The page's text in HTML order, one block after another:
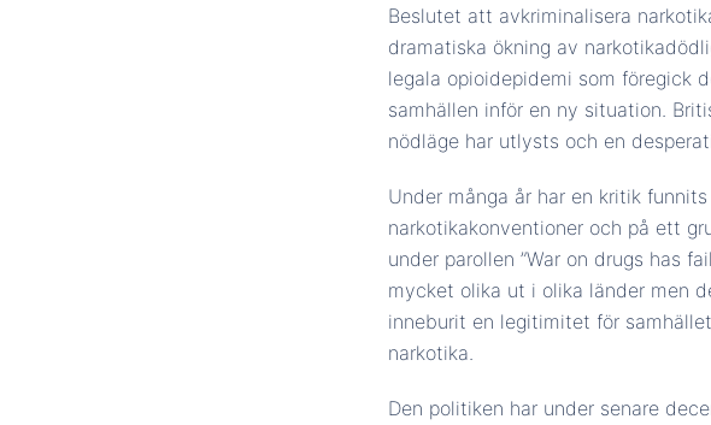
Beslutet att avkriminalisera
dramatiska ökning av
legala opioidepidemi som föregick
samhällen inför en ny situation.
nödläge har utlysts och en
Under många år har en kritik
narkotikakonventioner och på ett
under parollen ”War on drugs has
mycket olika ut i olika länder men
inneburit en legitimitet för
narkotika.
Den politiken har under senare